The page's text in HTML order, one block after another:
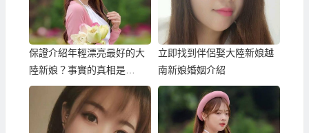
保證介紹年輕漂亮最好的大
陸新娘？事實的真相是…
立即找到伴侶娶大陸新娘越
南新娘婚姻介紹